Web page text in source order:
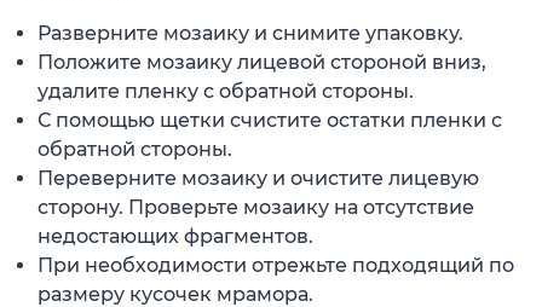
Разверните мозаику и снимите упаковку.
Положите мозаику лицевой стороной вниз,
удалите пленку с обратной стороны.
С помощью щетки счистите остатки пленки с
обратной стороны.
Переверните мозаику и очистите лицевую
сторону. Проверьте мозаику на отсутствие
недостающих фрагментов.
При необходимости отрежьте подходящий по
размеру кусочек мрамора.